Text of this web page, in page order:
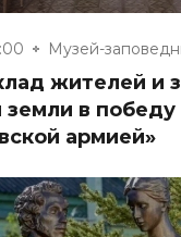
жителей и
в победу
армией»